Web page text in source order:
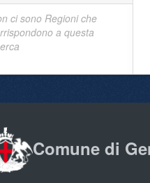
ci sono Regioni che
a questa
Comune di